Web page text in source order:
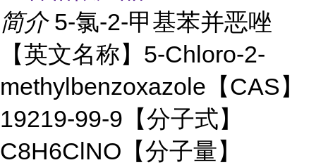
简介 5-氯-2-甲基苯并恶唑
【英文名称】5-Chloro-2-
methylbenzoxazole【CAS】
19219-99-9【分子式】
C8H6ClNO【分子量】